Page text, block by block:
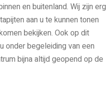
en buitenland. Wij zijn erg
aan u te kunnen tonen
bekijken. Ook op dit
onder begeleiding van een
bijna altijd geopend op de